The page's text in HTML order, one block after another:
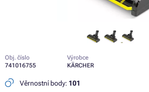
Obj. číslo
741016755
Výrobce
KÄRCHER
Věrnostní body: 101